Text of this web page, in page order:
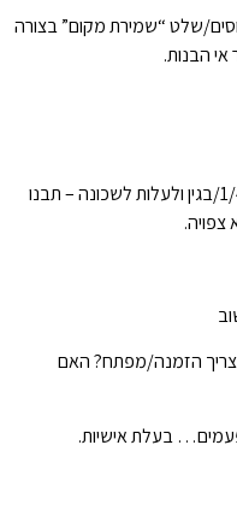
שלט “שמירת מקום” בצורה
אי הבנות.
תמיד. אם אתם רוצים להגיע דרך כביש 1/443/בגין ולעלות לשכונה – תבנו
הזמנה/מפתח? האם
בעלת אישיות.